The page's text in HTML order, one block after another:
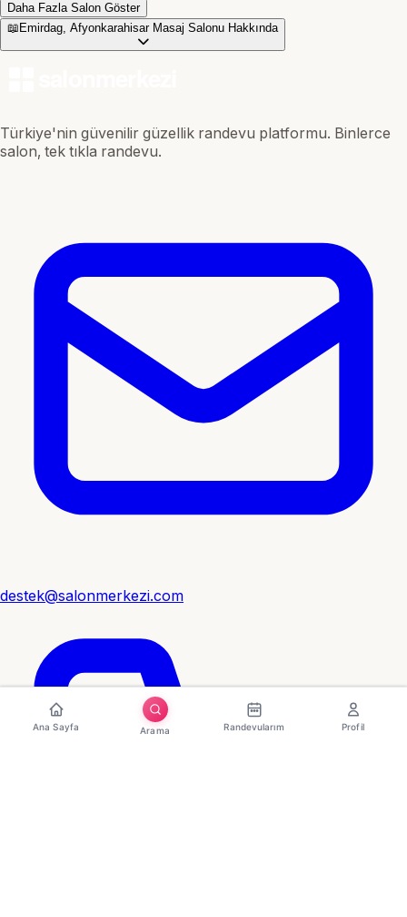
Daha Fazla Salon Göster
📖 Emirdag, Afyonkarahisar Masaj Salonu Hakkında
Türkiye'nin güvenilir güzellik randevu platformu. Binlerce
salon, tek tıkla randevu.
destek@salonmerkezi.com
Ana Sayfa Arama Randevularım Profil